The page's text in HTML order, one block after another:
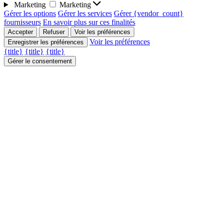
Marketing
Marketing
Gérer les options Gérer les services Gérer {vendor_count}
fournisseurs En savoir plus sur ces finalités
Accepter Refuser
Voir les préférences
Enregistrer les préférences
Voir les préférences
{title} {title} {title}
Gérer le consentement